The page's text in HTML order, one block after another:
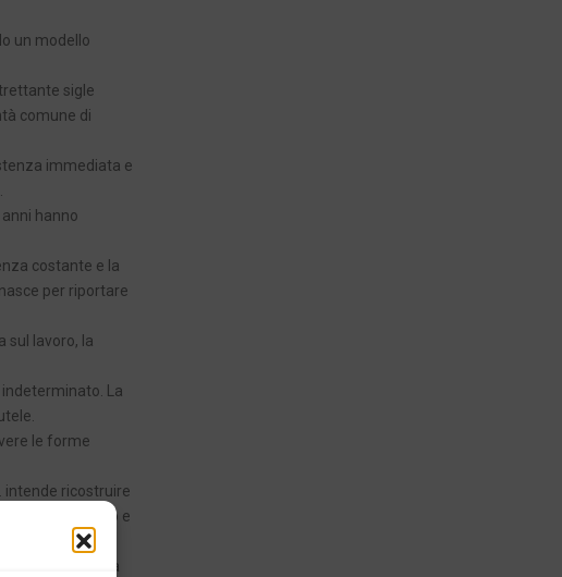
un modello
sigle
comune di
immediata e
hanno
costante e la
per riportare
sul lavoro, la
La
le forme
intende ricostruire
trovino spazio e
– ha